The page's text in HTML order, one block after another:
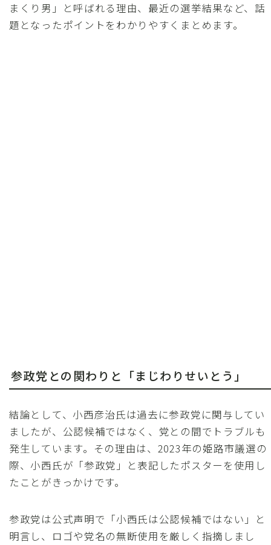
まくり男」と呼ばれる理由、最近の選挙結果など、話
題となったポイントをわかりやすくまとめます。
参政党との関わりと「まじわりせいとう」
結論として、小西彦治氏は過去に参政党に関与してい
ましたが、公認候補ではなく、党との間でトラブルも
発生しています。その理由は、2023年の姫路市議選の
際、小西氏が「参政党」と表記したポスターを使用し
たことがきっかけです。
参政党は公式声明で「小西氏は公認候補ではない」と
明言し、ロゴや党名の無断使用を厳しく指摘しまし